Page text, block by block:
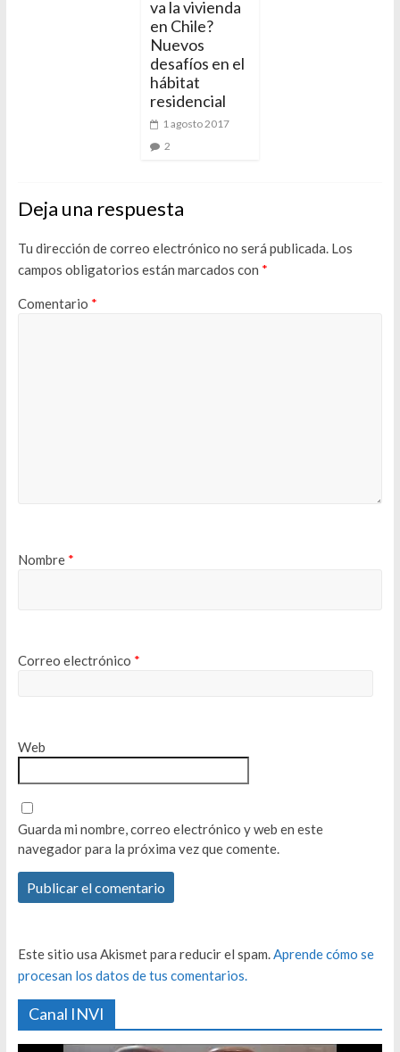
va la vivienda
en Chile?
Nuevos
desafíos en el
hábitat
residencial
1 agosto 2017
2
Deja una respuesta
Tu dirección de correo electrónico no será publicada. Los
campos obligatorios están marcados con *
Comentario *
Nombre *
Correo electrónico *
Web
Guarda mi nombre, correo electrónico y web en este
navegador para la próxima vez que comente.
Este sitio usa Akismet para reducir el spam.Aprende cómo se
procesan los datos de tus comentarios.
Canal INVI